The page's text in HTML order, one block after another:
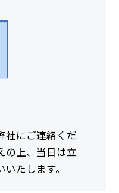
社にご連絡くだ
の上、当日は立
たします。